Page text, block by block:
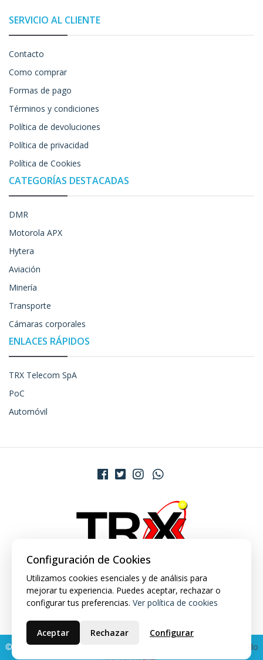
SERVICIO AL CLIENTE
Contacto
Como comprar
Formas de pago
Términos y condiciones
Política de devoluciones
Política de privacidad
Política de Cookies
CATEGORÍAS DESTACADAS
DMR
Motorola APX
Hytera
Aviación
Minería
Transporte
Cámaras corporales
ENLACES RÁPIDOS
TRX Telecom SpA
PoC
Automóvil
© 2026 TRX Market. Todos los derechos reservados.
Desarrollado
Configuración de Cookies
Utilizamos cookies esenciales y de análisis para
mejorar tu experiencia. Puedes aceptar, rechazar o
configurar tus preferencias. Ver política de cookies
Aceptar Rechazar Configurar